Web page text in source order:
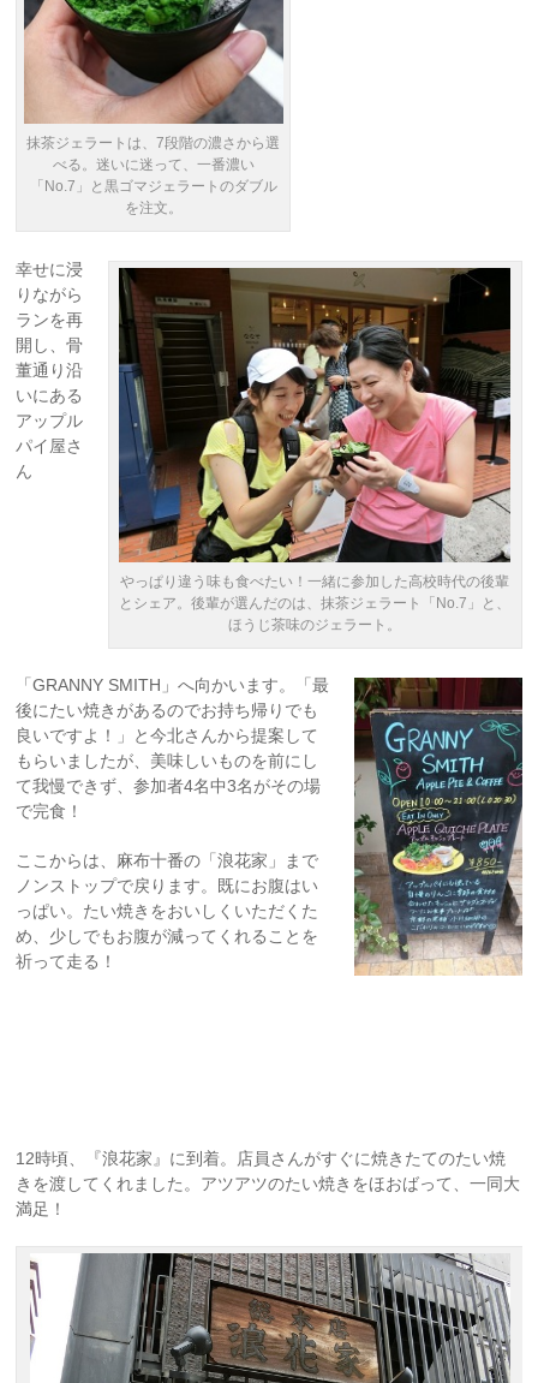
抹茶ジェラートは、7段階の濃さから選
べる。迷いに迷って、一番濃い
「No.7」と黒ゴマジェラートのダブル
を注文。
やっぱり違う味も食べたい！一緒に参加した高校時代の後輩
とシェア。後輩が選んだのは、抹茶ジェラート「No.7」と、
ほうじ茶味のジェラート。
幸せに浸
りながら
ランを再
開し、骨
董通り沿
いにある
アップル
パイ屋さ
ん
「GRANNY SMITH」へ向かいます。「最
後にたい焼きがあるのでお持ち帰りでも
良いですよ！」と今北さんから提案して
もらいましたが、美味しいものを前にし
て我慢できず、参加者4名中3名がその場
で完食！
ここからは、麻布十番の「浪花家」まで
ノンストップで戻ります。既にお腹はい
っぱい。たい焼きをおいしくいただくた
め、少しでもお腹が減ってくれることを
祈って走る！
12時頃、『浪花家』に到着。店員さんがすぐに焼きたてのたい焼
きを渡してくれました。アツアツのたい焼きをほおばって、一同大
満足！